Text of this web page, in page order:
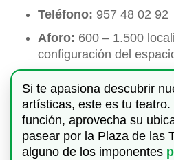
Teléfono: 957 48 02 92
Aforo: 600 – 1.500
configuración del
Si te apasiona descubrir
artísticas, este es tu
función, aprovecha su
pasear por la Plaza de las
alguno de los imponentes